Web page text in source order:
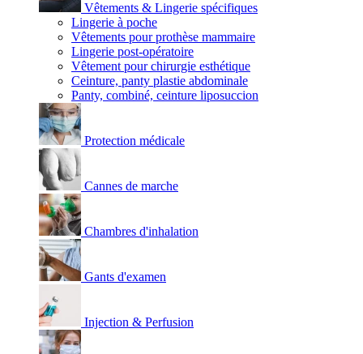
Vêtements & Lingerie spécifiques
Lingerie à poche
Vêtements pour prothèse mammaire
Lingerie post-opératoire
Vêtement pour chirurgie esthétique
Ceinture, panty plastie abdominale
Panty, combiné, ceinture liposuccion
Protection médicale
Cannes de marche
Chambres d'inhalation
Gants d'examen
Injection & Perfusion